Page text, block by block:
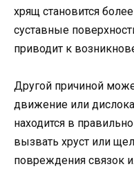
хрящ становится
суставные
приводит к
Другой причиной
движение или
находится в
вызвать хруст или
повреждения связок